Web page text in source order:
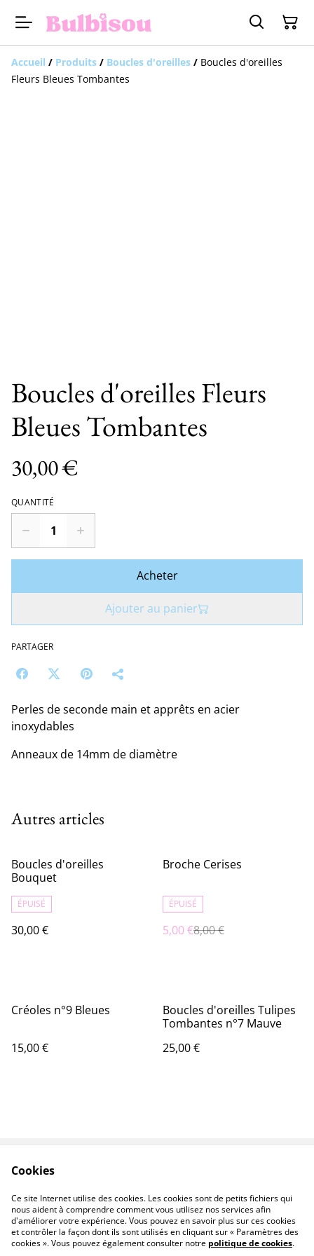
Accueil / Produits / Boucles d'oreilles / Boucles d'oreilles
Fleurs Bleues Tombantes
Boucles d'oreilles Fleurs
Bleues Tombantes
30,00 €
QUANTITÉ
Acheter
Ajouter au panier
PARTAGER
Perles de seconde main et apprêts en acier
inoxydables
Anneaux de 14mm de diamètre
Autres articles
Boucles d'oreilles
Bouquet
ÉPUISÉ
30,00 €
%
Broche Cerises
ÉPUISÉ
5,00 €8,00 €
Créoles n°9 Bleues
15,00 €
Boucles d'oreilles Tulipes
Tombantes n°7 Mauve
25,00 €
Politique de
confidentialité
Politique de cookies
Cookies
Ce site Internet utilise des cookies. Les cookies sont de petits fichiers qui
nous aident à comprendre comment vous utilisez nos services afin
d'améliorer votre expérience. Vous pouvez en savoir plus sur ces cookies
et contrôler la façon dont ils sont utilisés en cliquant sur « Paramètres des
cookies ». Vous pouvez également consulter notre politique de cookies.